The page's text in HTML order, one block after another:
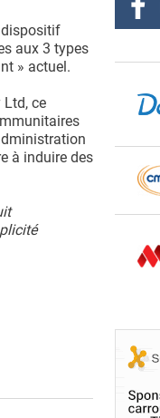
dispositif
aux 3 types
» actuel.
Ltd, ce
à induire des